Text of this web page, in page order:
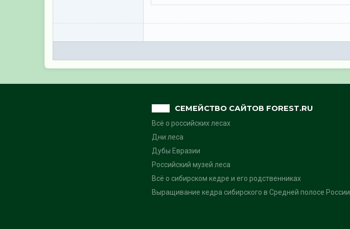
СЕМЕЙСТВО САЙТОВ FOREST.RU
Всё о российских лесах
Дни леса
Дубы Евразии
Российский музей леса
Всё о сибирском кедре и его родственниках
Выращивание кедра сибирского в Средней полосе России